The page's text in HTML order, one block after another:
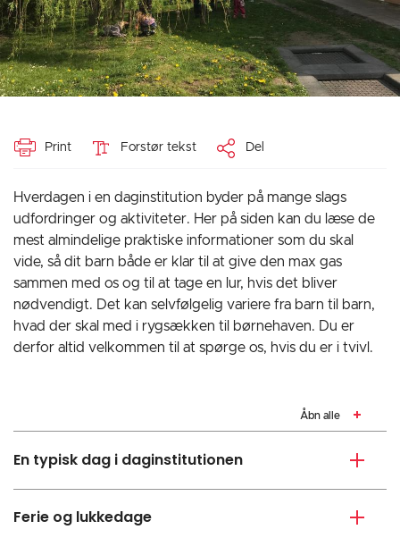
Print Forstør tekst Del
Hverdagen i en daginstitution byder på mange slags
udfordringer og aktiviteter. Her på siden kan du læse de
mest almindelige praktiske informationer som du skal
vide, så dit barn både er klar til at give den max gas
sammen med os og til at tage en lur, hvis det bliver
nødvendigt. Det kan selvfølgelig variere fra barn til barn,
hvad der skal med i rygsækken til børnehaven. Du er
derfor altid velkommen til at spørge os, hvis du er i tvivl.
Åbn alle
En typisk dag i daginstitutionen
Ferie og lukkedage